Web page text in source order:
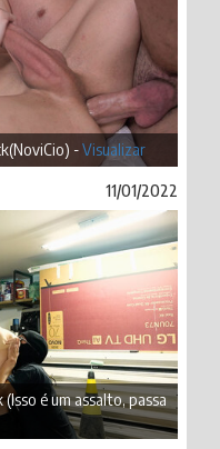
-Visualizar
11/01/2022
é um assalto, passa